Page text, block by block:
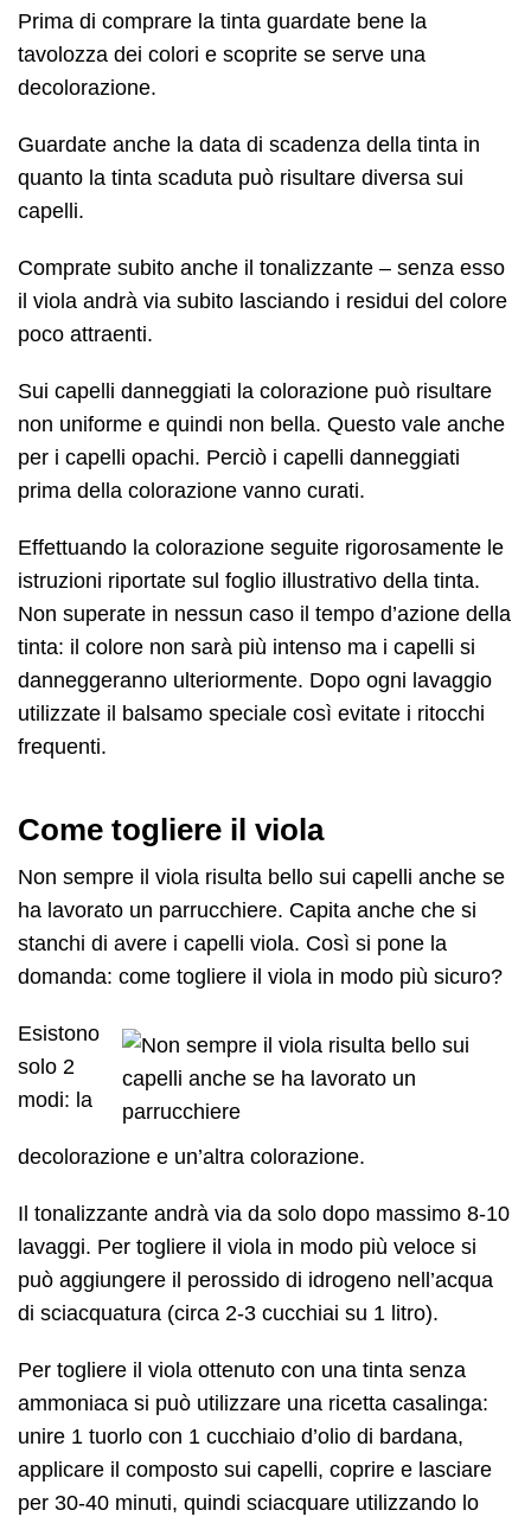
Prima di comprare la tinta guardate bene la
tavolozza dei colori e scoprite se serve una
decolorazione.
Guardate anche la data di scadenza della tinta in
quanto la tinta scaduta può risultare diversa sui
capelli.
Comprate subito anche il tonalizzante – senza esso
il viola andrà via subito lasciando i residui del colore
poco attraenti.
Sui capelli danneggiati la colorazione può risultare
non uniforme e quindi non bella. Questo vale anche
per i capelli opachi. Perciò i capelli danneggiati
prima della colorazione vanno curati.
Effettuando la colorazione seguite rigorosamente le
istruzioni riportate sul foglio illustrativo della tinta.
Non superate in nessun caso il tempo d’azione della
tinta: il colore non sarà più intenso ma i capelli si
danneggeranno ulteriormente. Dopo ogni lavaggio
utilizzate il balsamo speciale così evitate i ritocchi
frequenti.
Come togliere il viola
Non sempre il viola risulta bello sui capelli anche se
ha lavorato un parrucchiere. Capita anche che si
stanchi di avere i capelli viola. Così si pone la
domanda: come togliere il viola in modo più sicuro?
Esistono
solo 2
modi: la
decolorazione e un’altra colorazione.
Il tonalizzante andrà via da solo dopo massimo 8-10
lavaggi. Per togliere il viola in modo più veloce si
può aggiungere il perossido di idrogeno nell’acqua
di sciacquatura (circa 2-3 cucchiai su 1 litro).
Per togliere il viola ottenuto con una tinta senza
ammoniaca si può utilizzare una ricetta casalinga:
unire 1 tuorlo con 1 cucchiaio d’olio di bardana,
applicare il composto sui capelli, coprire e lasciare
per 30-40 minuti, quindi sciacquare utilizzando lo